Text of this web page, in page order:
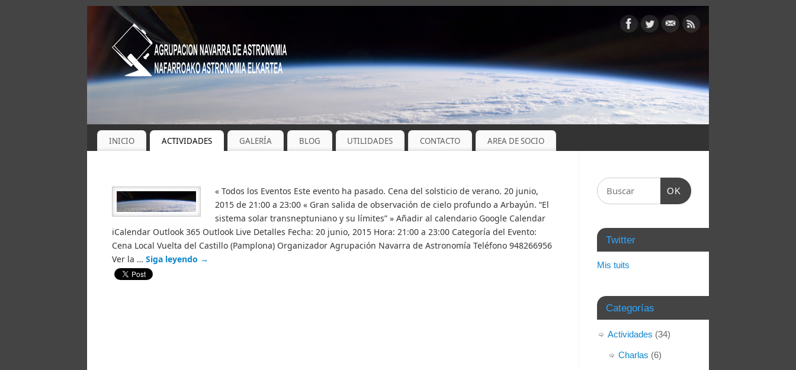
INICIO ACTIVIDADES GALERÍA BLOG UTILIDADES CONTACTO AREA DE SOCIO
« Todos los Eventos Este evento ha pasado. Cena del solsticio de verano. 20 junio,
2015 de 21:00 a 23:00 « Gran salida de observación de cielo profundo a Arbayún. “El
sistema solar transneptuniano y su límites” » Añadir al calendario Google Calendar
iCalendar Outlook 365 Outlook Live Detalles Fecha: 20 junio, 2015 Hora: 21:00 a 23:00 Categoría del Evento:
Cena Local Vuelta del Castillo (Pamplona) Organizador Agrupación Navarra de Astronomía Teléfono 948266956
Ver la … Siga leyendo →
OK
Twitter
Mis tuits
Categorías
Actividades (34)
Charlas (6)